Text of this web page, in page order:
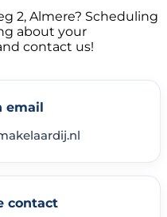
2, Almere? Scheduling
about your
contact us!
email
contact